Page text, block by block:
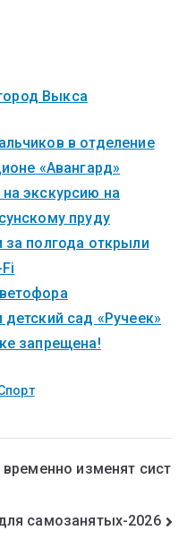
Выкса
в отделение
«Авангард»
экскурсию на
пруду
полгода открыли
сад «Ручеек»
запрещена!
изменят сист
самозанятых-2026